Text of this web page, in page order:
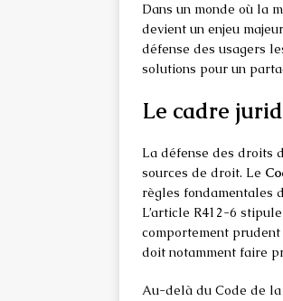
Dans un monde où la
devient un enjeu
défense des usagers
solutions pour un
Le cadre
La défense des droits
sources de droit. Le
règles fondamentales
L’article R412-6
comportement
doit notamment faire
Au-delà du Code de